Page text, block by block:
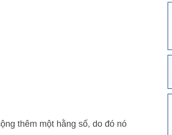
thêm một hằng số, do đó nó